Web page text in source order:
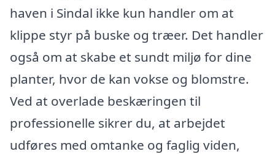
haven i Sindal ikke kun handler om at
klippe styr på buske og træer. Det handler
også om at skabe et sundt miljø for dine
planter, hvor de kan vokse og blomstre.
Ved at overlade beskæringen til
professionelle sikrer du, at arbejdet
udføres med omtanke og faglig viden,